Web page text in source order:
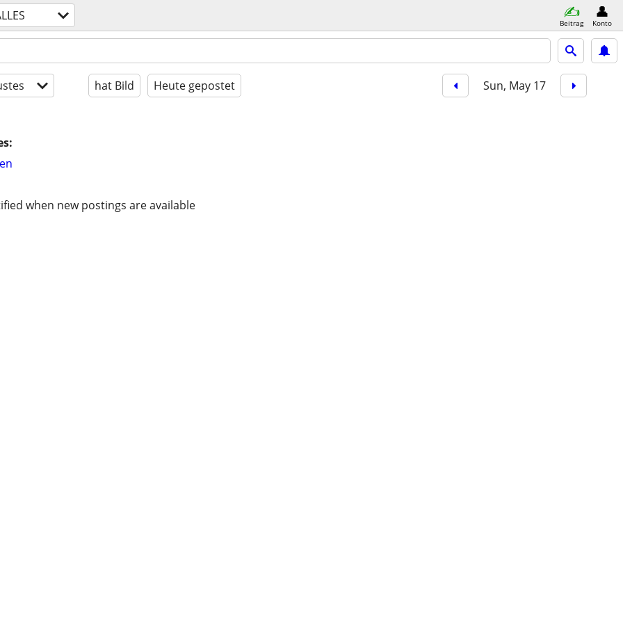
Beitrag Konto
hat Bild Heute gepostet Sun, May 17
when new postings are available